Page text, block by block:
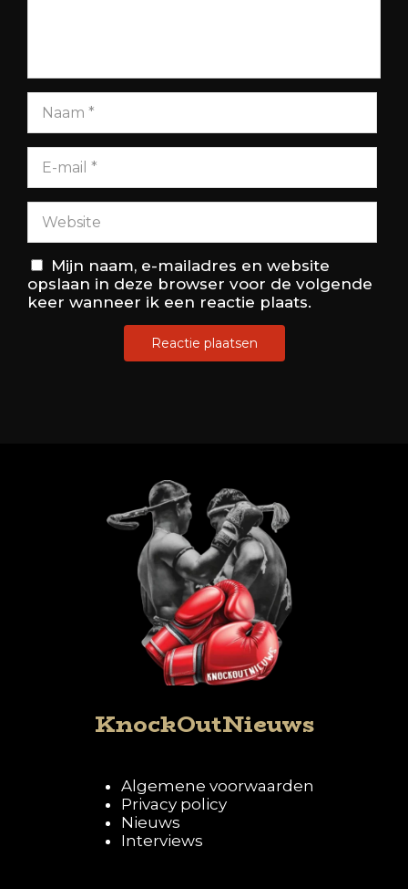
Mijn naam, e-mailadres en website
opslaan in deze browser voor de volgende
keer wanneer ik een reactie plaats.
KnockOutNieuws
Algemene voorwaarden
Privacy policy
Nieuws
Interviews